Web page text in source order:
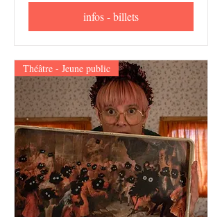
infos - billets
Théâtre - Jeune public